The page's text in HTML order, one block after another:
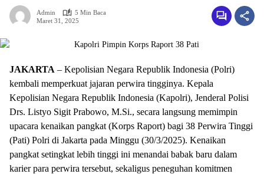
Admin
5 Min Baca
Maret 31, 2025
JAKARTA – Kepolisian Negara Republik Indonesia (Polri)
kembali memperkuat jajaran perwira tingginya. Kepala
Kepolisian Negara Republik Indonesia (Kapolri), Jenderal Polisi
Drs. Listyo Sigit Prabowo, M.Si., secara langsung memimpin
upacara kenaikan pangkat (Korps Raport) bagi 38 Perwira Tinggi
(Pati) Polri di Jakarta pada Minggu (30/3/2025). Kenaikan
pangkat setingkat lebih tinggi ini menandai babak baru dalam
karier para perwira tersebut, sekaligus peneguhan komitmen